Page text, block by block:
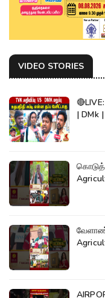
VIDEO STORIES
| DMk
வேளாண்